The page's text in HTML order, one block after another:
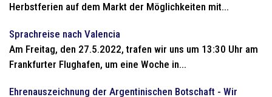
Herbstferien auf dem Markt der Möglichkeiten mit...
Sprachreise nach Valencia
Am Freitag, den 27.5.2022, trafen wir uns um 13:30 Uhr am
Frankfurter Flughafen, um eine Woche in...
Ehrenauszeichnung der Argentinischen Botschaft - Wir